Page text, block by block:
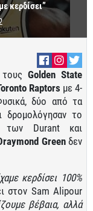
κερδίσει”
Golden State
Raptors με 4-
δύο από τα
δρομολόγησαν το
των Durant και
Greenδεν
κερδίσει 100%
στον Sam Alipour
βέβαια, αλλά